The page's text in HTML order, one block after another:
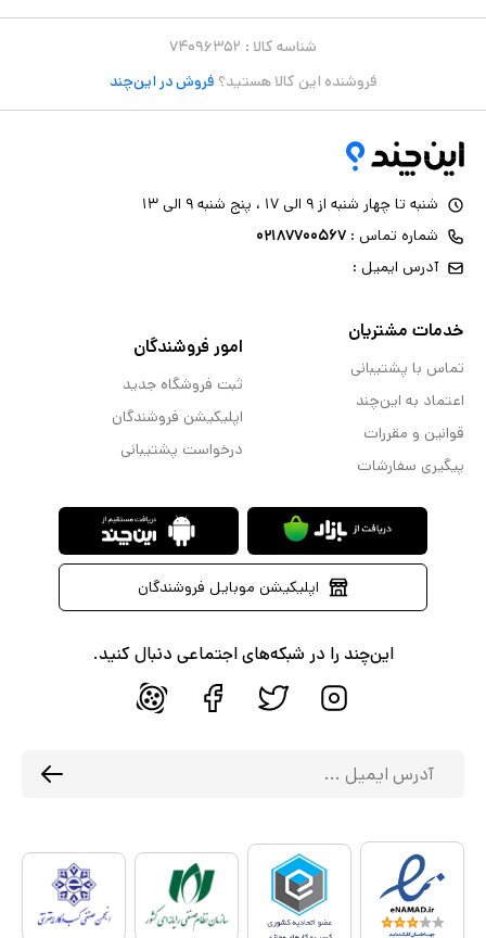
شناسه کالا : ۷۴۰۹۶۳۵۲
فروشنده این کالا هستید؟ فروش در این‌چند
شنبه تا چهار شنبه از ۹ الی ۱۷ ، پنج شنبه ۹ الی ۱۳
شماره تماس : ۰۲۱۸۷۷۰۰۵۶۷
آدرس ایمیل :
خدمات مشتریان
تماس با پشتیبانی
اعتماد به این‌چند
قوانین و مقررات
پیگیری سفارشات
امور فروشندگان
ثبت فروشگاه جدید
اپلیکیشن فروشندگان
درخواست پشتیبانی
اپلیکیشن موبایل فروشندگان
این‌چند را در شبکه‌های اجتماعی دنبال کنید.